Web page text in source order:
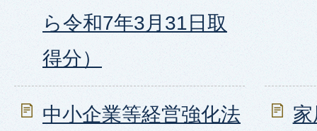
ら令和7年3月31日取
得分）
中小企業等経営強化法